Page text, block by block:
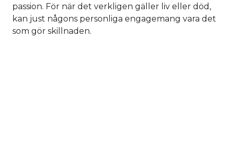
passion. För när det verkligen gäller liv eller död,
kan just någons personliga engagemang vara det
som gör skillnaden.